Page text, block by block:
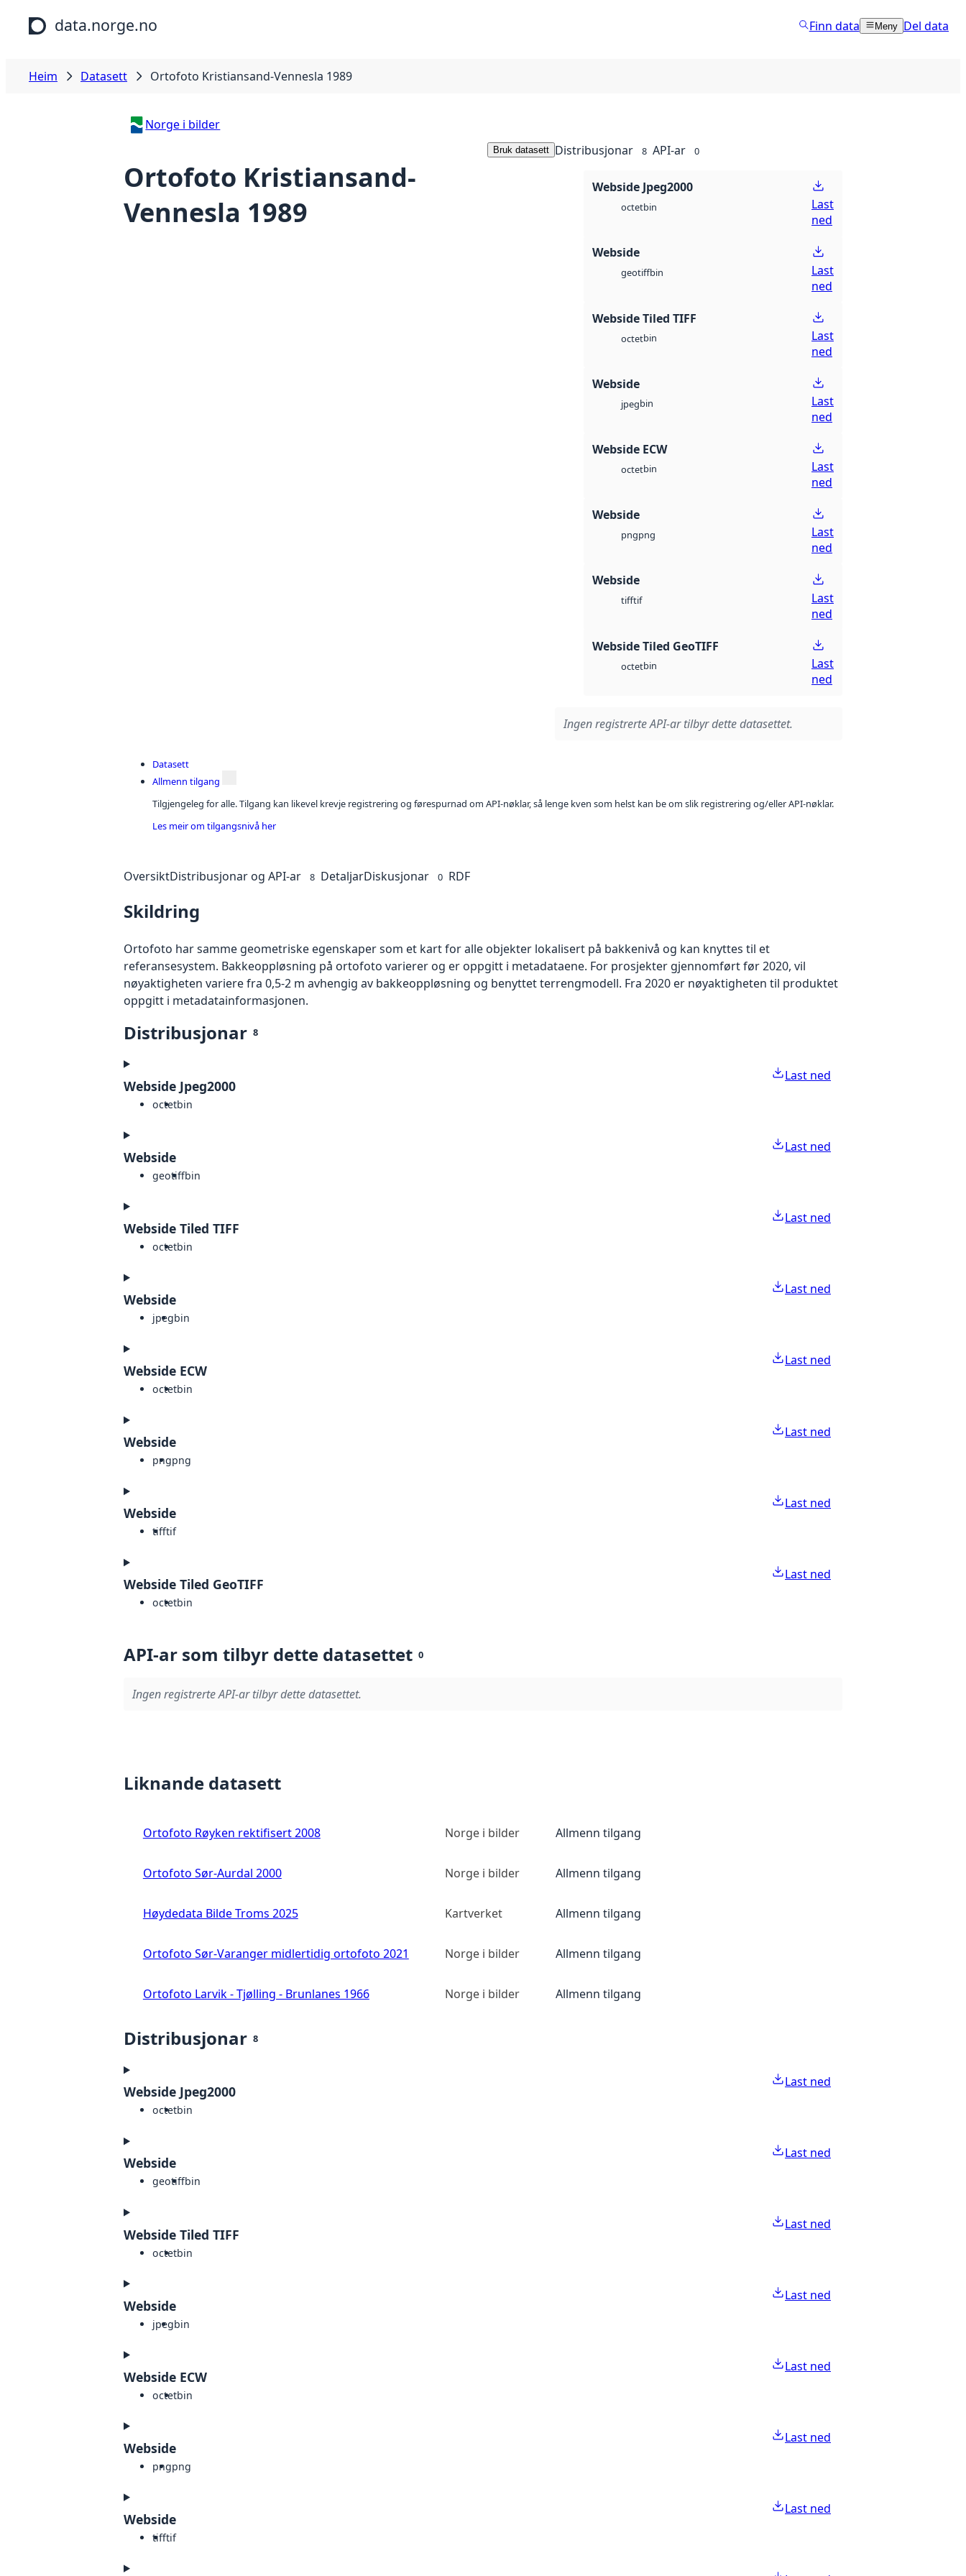
Hopp til hovudinnhald
data.norge.no Finn data Meny Del data
Heim Datasett Ortofoto Kristiansand-Vennesla 1989
Norge i bilder
Ortofoto Kristiansand-
Vennesla 1989
Bruk datasett Distribusjonar 8 API-ar 0
Webside Jpeg2000
octetbin
Last
ned
Webside
geotiffbin
Last
ned
Webside Tiled TIFF
octetbin
Last
ned
Webside
jpegbin
Last
ned
Webside ECW
octetbin
Last
ned
Webside
pngpng
Last
ned
Webside
tifftif
Last
ned
Webside Tiled GeoTIFF
octetbin
Last
ned
Ingen registrerte API-ar tilbyr dette datasettet.
Datasett
Allmenn tilgang
Tilgjengeleg for alle. Tilgang kan likevel krevje registrering og førespurnad om API-nøklar, så lenge kven som helst kan be om slik registrering og/eller API-nøklar.
Les meir om tilgangsnivå her
OversiktDistribusjonar og API-ar 8 DetaljarDiskusjonar 0 RDF
Skildring
Ortofoto har samme geometriske egenskaper som et kart for alle objekter lokalisert på bakkenivå og kan knyttes til et
referansesystem. Bakkeoppløsning på ortofoto varierer og er oppgitt i metadataene. For prosjekter gjennomført før 2020, vil
nøyaktigheten variere fra 0,5-2 m avhengig av bakkeoppløsning og benyttet terrengmodell. Fra 2020 er nøyaktigheten til produktet
oppgitt i metadatainformasjonen.
Distribusjonar 8
Webside Jpeg2000
octetbin
Last ned
Webside
geotiffbin
Last ned
Webside Tiled TIFF
octetbin
Last ned
Webside
jpegbin
Last ned
Webside ECW
octetbin
Last ned
Webside
pngpng
Last ned
Webside
tifftif
Last ned
Webside Tiled GeoTIFF
octetbin
Last ned
API-ar som tilbyr dette datasettet 0
Ingen registrerte API-ar tilbyr dette datasettet.
Liknande datasett
Ortofoto Røyken rektifisert 2008 Norge i bilder Allmenn tilgang
Ortofoto Sør-Aurdal 2000 Norge i bilder Allmenn tilgang
Høydedata Bilde Troms 2025 Kartverket Allmenn tilgang
Ortofoto Sør-Varanger midlertidig ortofoto 2021 Norge i bilder Allmenn tilgang
Ortofoto Larvik - Tjølling - Brunlanes 1966 Norge i bilder Allmenn tilgang
Distribusjonar 8
Webside Jpeg2000
octetbin
Last ned
Webside
geotiffbin
Last ned
Webside Tiled TIFF
octetbin
Last ned
Webside
jpegbin
Last ned
Webside ECW
octetbin
Last ned
Webside
pngpng
Last ned
Webside
tifftif
Last ned